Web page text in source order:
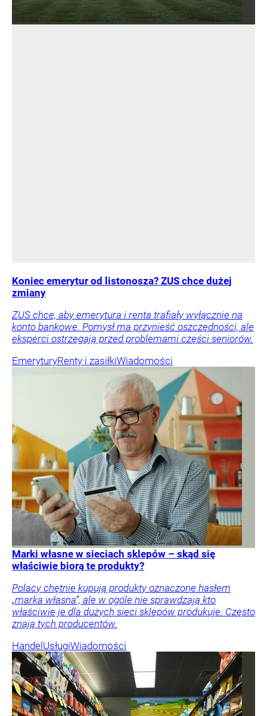
Koniec emerytur od listonosza? ZUS chce dużej
zmiany
ZUS chce, aby emerytura i renta trafiały wyłącznie na
konto bankowe. Pomysł ma przynieść oszczędności, ale
eksperci ostrzegają przed problemami części seniorów.
EmeryturyRenty i zasiłkiWiadomości
Marki własne w sieciach sklepów – skąd się
właściwie biorą te produkty?
Polacy chętnie kupują produkty oznaczone hasłem
„marka własna”, ale w ogóle nie sprawdzają kto
właściwie je dla dużych sieci sklepów produkuje. Często
znają tych producentów.
HandelUsługiWiadomości